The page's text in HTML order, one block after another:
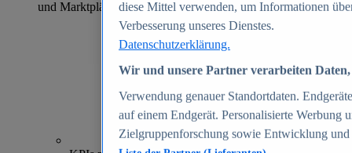
und Marktplätzen
70+
diese Mittel verwenden, um Informationen
Verbesserung unseres Dienstes.
Datenschutzerklärung.
Wir und unsere Partner verarbeiten
Verwendung genauer Standortdaten.
auf einem Endgerät. Personalisierte Werbung
Zielgruppenforschung sowie Entwicklung